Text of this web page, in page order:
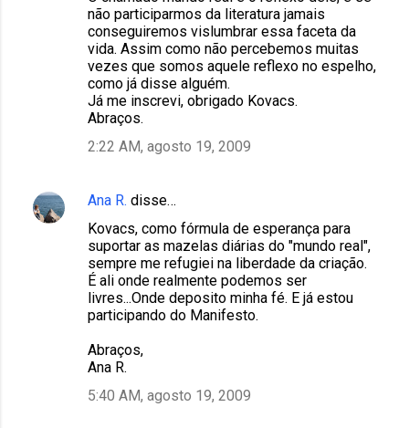
o
s
não participarmos da literatura jamais
conseguiremos vislumbrar essa faceta da
vida. Assim como não percebemos muitas
vezes que somos aquele reflexo no espelho,
como já disse alguém.
Já me inscrevi, obrigado Kovacs.
Abraços.
2:22 AM, agosto 19, 2009
Ana R. disse…
Kovacs, como fórmula de esperança para
suportar as mazelas diárias do "mundo real",
sempre me refugiei na liberdade da criação.
É ali onde realmente podemos ser
livres...Onde deposito minha fé. E já estou
participando do Manifesto.
Abraços,
Ana R.
5:40 AM, agosto 19, 2009